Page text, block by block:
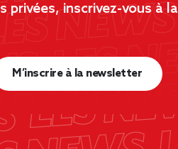
inscrivez-vous à la
M’inscrire à la newsletter